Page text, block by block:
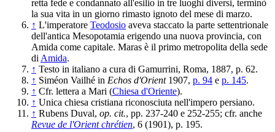
retta fede e condannato all'esilio in tre luoghi diversi, terminò
la sua vita in un giorno rimasto ignoto del mese di marzo.
↑ L'imperatore Teodosio aveva staccato la parte settentrionale
dell'antica Mesopotamia erigendo una nuova provincia, con
Amida come capitale. Maras è il primo metropolita della sede
di Amida.
↑ Testo in italiano a cura di Gamurrini, Roma, 1887, p. 62.
↑ Siméon Vailhé in Echos d'Orient1907, p. 94 e p. 145.
↑ Cfr. lettera a Mari (Chiesa d'Oriente).
↑ Unica chiesa cristiana riconosciuta nell'impero persiano.
↑ Rubens Duval, op. cit., pp. 237-240 e 252-255; cfr. anche
Revue de l'Orient chrétien, 6 (1901), p. 195.